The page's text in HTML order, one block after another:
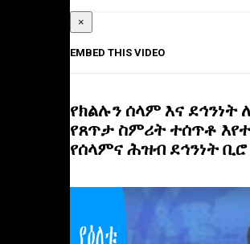
×
EMBED THIS VIDEO
የክልሉን ሰላም እና
የጸጥታ ስምሪት ተሰጥቶ
የሰላምና ሕዝብ ደኅንነት